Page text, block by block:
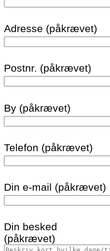
Adresse (påkrævet)
Postnr. (påkrævet)
By (påkrævet)
Telefon (påkrævet)
Din e-mail (påkrævet)
Din besked
(påkrævet)